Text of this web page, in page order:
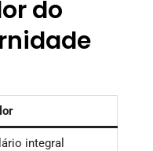
do
integral